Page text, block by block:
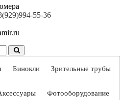
55-36
Бинокли Зрительные трубы
Фотооборудование